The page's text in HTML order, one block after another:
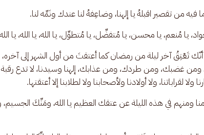
فيه من تقصير اقبلهُ يا إلهنا، وضاعِفهُ لنا عندك ونَمِّه لنا.
يا مُنعم، يا محسن، يا مُتفضِّل، يا مُتطوِّل، يا الله، يا الله، يا
أنّك تَعْتِقُ آخر ليلة من رمضان كما أعتقتَ من أول الشهر إلى
ومن غضبك، ومن طردك، ومن عذابك، إلهنا وسيدنا، لا تدع رقبة
ولا لقراباتنا، ولا أولادنا ولأصحابنا ولا لطلابنا إلا أعتقتها.
ومنهم في هذه الليلة عن عتقك العظيم يا الله، ومَنِّكَ الجسيم،